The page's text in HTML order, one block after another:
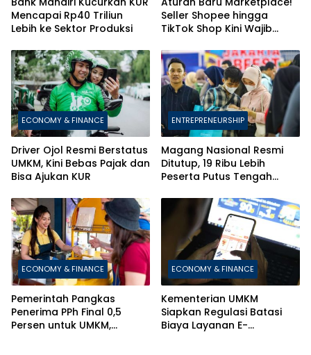
Mencapai Rp40 Triliun
Lebih ke Sektor Produksi
Seller Shopee hingga
TikTok Shop Kini Wajib
BPJS
ECONOMY & FINANCE
Driver Ojol Resmi Berstatus
UMKM, Kini Bebas Pajak dan
Bisa Ajukan KUR
ENTREPRENEURSHIP
Magang Nasional Resmi
Ditutup, 19 Ribu Lebih
Peserta Putus Tengah
ECONOMY & FINANCE
Pemerintah Pangkas
Penerima PPh Final 0,5
Persen untuk UMKM,
ECONOMY & FINANCE
Kementerian UMKM
Siapkan Regulasi Batasi
Biaya Layanan E-